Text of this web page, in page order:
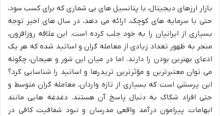
بازار ارزهای دیجیتال، با پتانسیل های بی شماری که برای کسب سود،
حتی با سرمایه های کوچک، ارائه می دهد، در سال های اخیر توجه
بسیاری از ایرانیان را به خود جلب کرده است. این علاقه روزافزون،
منجر به ظهور تعداد زیادی از معامله گران و اساتید شده که هر یک
ادعای بهترین بودن را دارند. اما در میان این شور و هیجان، چگونه
می توان معتبرترین و مؤثرترین تریدرها و اساتید را شناسایی کرد؟
این پرسشی است که بسیاری از تازه واردان، معامله گران متوسط و
حتی افراد شکاک به دنبال پاسخ آن هستند. دغدغه هایی مانند
ابهامات پیرامون درآمد واقعی مدرسان و نبود شفافیت کافی در